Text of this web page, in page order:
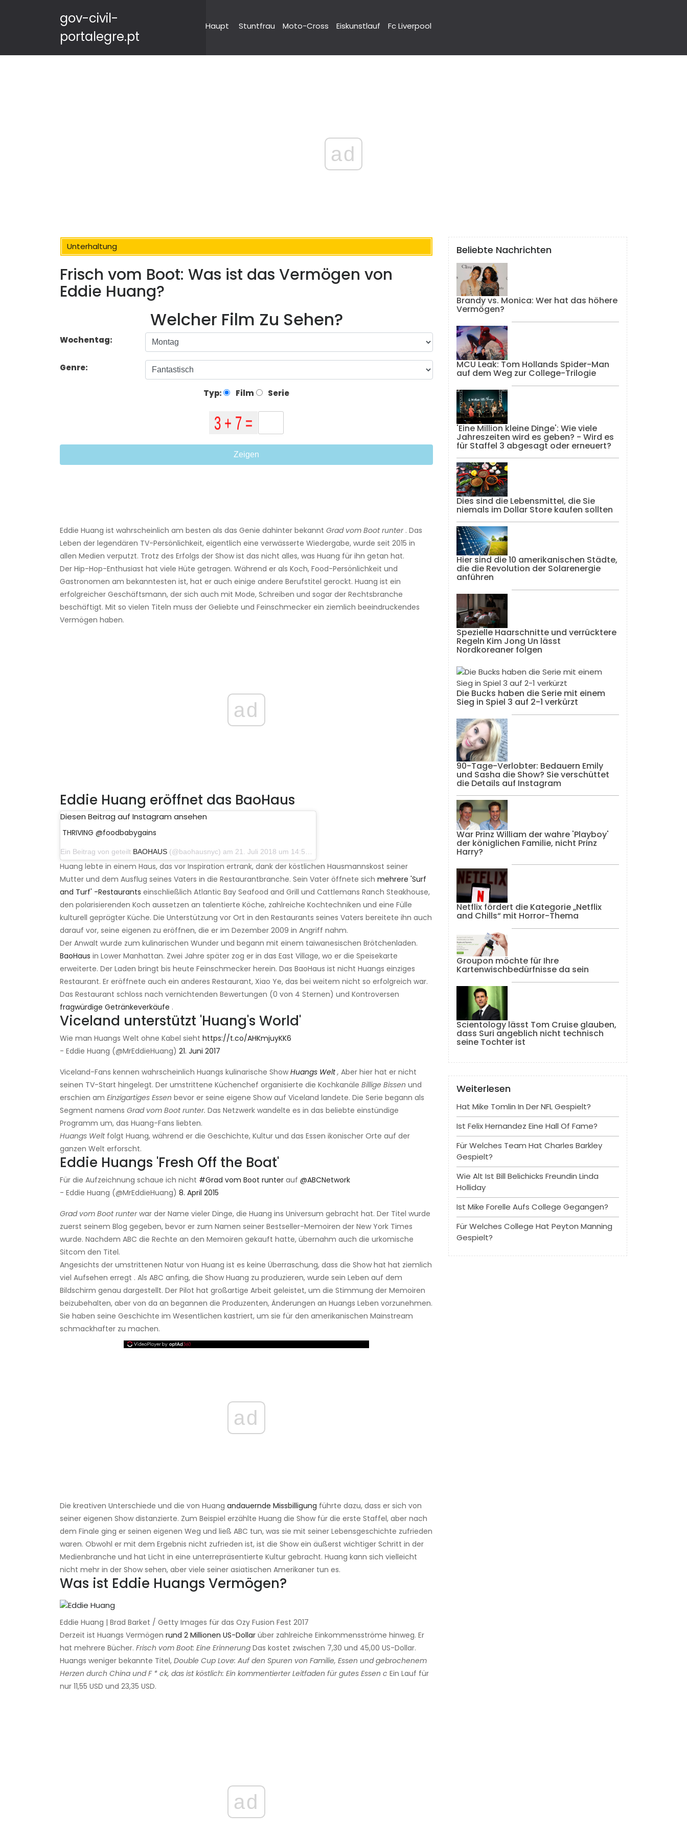
gov-civil-
portalegre.pt
Haupt Stuntfrau Moto-Cross Eiskunstlauf Fc Liverpool
ad
Unterhaltung
Frisch vom Boot: Was ist das Vermögen von
Eddie Huang?
Welcher Film Zu Sehen?
Wochentag:
Genre:
Typ: Film Serie
Zeigen
Eddie Huang ist wahrscheinlich am besten als das Genie dahinter bekannt Grad vom Boot runter. Das
Leben der legendären TV-Persönlichkeit, eigentlich eine verwässerte Wiedergabe, wurde seit 2015 in
allen Medien verputzt. Trotz des Erfolgs der Show ist das nicht alles, was Huang für ihn getan hat.
Der Hip-Hop-Enthusiast hat viele Hüte getragen. Während er als Koch, Food-Persönlichkeit und
Gastronomen am bekanntesten ist, hat er auch einige andere Berufstitel gerockt. Huang ist ein
erfolgreicher Geschäftsmann, der sich auch mit Mode, Schreiben und sogar der Rechtsbranche
beschäftigt. Mit so vielen Titeln muss der Geliebte und Feinschmecker ein ziemlich beeindruckendes
Vermögen haben.
ad
Eddie Huang eröffnet das BaoHaus
Diesen Beitrag auf Instagram ansehen
THRIVING @foodbabygains
Ein Beitrag von geteilt BAOHAUS (@baohausnyc) am 21. Juli 2018 um 14:50 Uhr PDT
Huang lebte in einem Haus, das vor Inspiration ertrank, dank der köstlichen Hausmannskost seiner
Mutter und dem Ausflug seines Vaters in die Restaurantbranche. Sein Vater öffnete sich mehrere 'Surf
and Turf' -Restaurants einschließlich Atlantic Bay Seafood and Grill und Cattlemans Ranch Steakhouse,
den polarisierenden Koch aussetzen an talentierte Köche, zahlreiche Kochtechniken und eine Fülle
kulturell geprägter Küche. Die Unterstützung vor Ort in den Restaurants seines Vaters bereitete ihn auch
darauf vor, seine eigenen zu eröffnen, die er im Dezember 2009 in Angriff nahm.
Der Anwalt wurde zum kulinarischen Wunder und begann mit einem taiwanesischen Brötchenladen.
BaoHaus in Lower Manhattan. Zwei Jahre später zog er in das East Village, wo er die Speisekarte
erweiterte. Der Laden bringt bis heute Feinschmecker herein. Das BaoHaus ist nicht Huangs einziges
Restaurant. Er eröffnete auch ein anderes Restaurant, Xiao Ye, das bei weitem nicht so erfolgreich war.
Das Restaurant schloss nach vernichtenden Bewertungen (0 von 4 Sternen) und Kontroversen
fragwürdige Getränkeverkäufe .
Viceland unterstützt 'Huang's World'
Wie man Huangs Welt ohne Kabel sieht https://t.co/AHKmjuyKK6
- Eddie Huang (@MrEddieHuang) 21. Juni 2017
Viceland-Fans kennen wahrscheinlich Huangs kulinarische Show Huangs Welt , Aber hier hat er nicht
seinen TV-Start hingelegt. Der umstrittene Küchenchef organisierte die Kochkanäle Billige Bissen und
erschien am Einzigartiges Essen bevor er seine eigene Show auf Viceland landete. Die Serie begann als
Segment namens Grad vom Boot runter. Das Netzwerk wandelte es in das beliebte einstündige
Programm um, das Huang-Fans liebten.
Huangs Weltfolgt Huang, während er die Geschichte, Kultur und das Essen ikonischer Orte auf der
ganzen Welt erforscht.
Eddie Huangs 'Fresh Off the Boat'
Für die Aufzeichnung schaue ich nicht #Grad vom Boot runter auf @ABCNetwork
- Eddie Huang (@MrEddieHuang) 8. April 2015
Grad vom Boot runterwar der Name vieler Dinge, die Huang ins Universum gebracht hat. Der Titel wurde
zuerst seinem Blog gegeben, bevor er zum Namen seiner Bestseller-Memoiren der New York Times
wurde. Nachdem ABC die Rechte an den Memoiren gekauft hatte, übernahm auch die urkomische
Sitcom den Titel.
Angesichts der umstrittenen Natur von Huang ist es keine Überraschung, dass die Show hat hat ziemlich
viel Aufsehen erregt . Als ABC anfing, die Show Huang zu produzieren, wurde sein Leben auf dem
Bildschirm genau dargestellt. Der Pilot hat großartige Arbeit geleistet, um die Stimmung der Memoiren
beizubehalten, aber von da an begannen die Produzenten, Änderungen an Huangs Leben vorzunehmen.
Sie haben seine Geschichte im Wesentlichen kastriert, um sie für den amerikanischen Mainstream
schmackhafter zu machen.
ad
Die kreativen Unterschiede und die von Huang andauernde Missbilligung führte dazu, dass er sich von
seiner eigenen Show distanzierte. Zum Beispiel erzählte Huang die Show für die erste Staffel, aber nach
dem Finale ging er seinen eigenen Weg und ließ ABC tun, was sie mit seiner Lebensgeschichte zufrieden
waren. Obwohl er mit dem Ergebnis nicht zufrieden ist, ist die Show ein äußerst wichtiger Schritt in der
Medienbranche und hat Licht in eine unterrepräsentierte Kultur gebracht. Huang kann sich vielleicht
nicht mehr in der Show sehen, aber viele seiner asiatischen Amerikaner tun es.
Was ist Eddie Huangs Vermögen?
Eddie Huang | Brad Barket / Getty Images für das Ozy Fusion Fest 2017
Derzeit ist Huangs Vermögen rund 2 Millionen US-Dollar über zahlreiche Einkommensströme hinweg. Er
hat mehrere Bücher. Frisch vom Boot: Eine Erinnerung Das kostet zwischen 7,30 und 45,00 US-Dollar.
Huangs weniger bekannte Titel, Double Cup Love: Auf den Spuren von Familie, Essen und gebrochenem
Herzen durch China und F * ck, das ist köstlich: Ein kommentierter Leitfaden für gutes Essen c Ein Lauf für
nur 11,55 USD und 23,35 USD.
ad
Beliebte Nachrichten
Brandy vs. Monica: Wer hat das höhere
Vermögen?
MCU Leak: Tom Hollands Spider-Man
auf dem Weg zur College-Trilogie
'Eine Million kleine Dinge': Wie viele
Jahreszeiten wird es geben? - Wird es
für Staffel 3 abgesagt oder erneuert?
Dies sind die Lebensmittel, die Sie
niemals im Dollar Store kaufen sollten
Hier sind die 10 amerikanischen Städte,
die die Revolution der Solarenergie
anführen
Spezielle Haarschnitte und verrücktere
Regeln Kim Jong Un lässt
Nordkoreaner folgen
Die Bucks haben die Serie mit einem
Sieg in Spiel 3 auf 2-1 verkürzt
90-Tage-Verlobter: Bedauern Emily
und Sasha die Show? Sie verschüttet
die Details auf Instagram
War Prinz William der wahre 'Playboy'
der königlichen Familie, nicht Prinz
Harry?
Netflix fördert die Kategorie „Netflix
and Chills“ mit Horror-Thema
Groupon möchte für Ihre
Kartenwischbedürfnisse da sein
Scientology lässt Tom Cruise glauben,
dass Suri angeblich nicht technisch
seine Tochter ist
Weiterlesen
Hat Mike Tomlin In Der NFL Gespielt?
Ist Felix Hernandez Eine Hall Of Fame?
Für Welches Team Hat Charles Barkley
Gespielt?
Wie Alt Ist Bill Belichicks Freundin Linda
Holliday
Ist Mike Forelle Aufs College Gegangen?
Für Welches College Hat Peyton Manning
Gespielt?